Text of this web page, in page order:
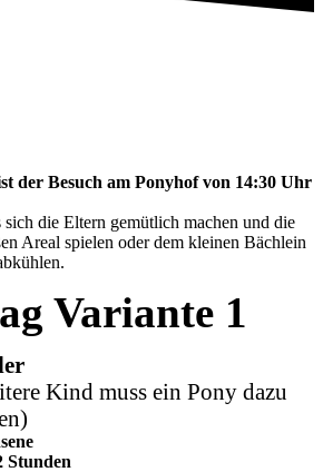
der Besuch am Ponyhof von 14:30 Uhr
die Eltern gemütlich machen und die
Areal spielen oder dem kleinen Bächlein
Variante 1
Kind muss ein Pony dazu
Stunden